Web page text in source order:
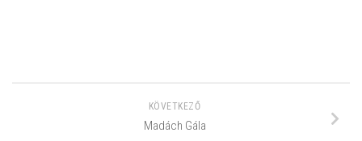
KÖVETKEZŐ
Madách Gála